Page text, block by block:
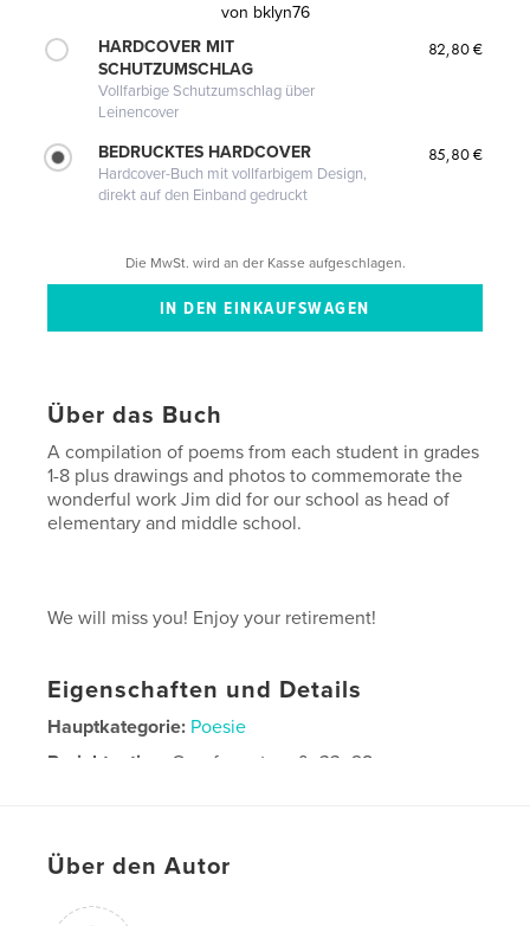
von bklyn76
HARDCOVER MIT
SCHUTZUMSCHLAG
Vollfarbige Schutzumschlag über
Leinencover
82,80 €
BEDRUCKTES HARDCOVER
Hardcover-Buch mit vollfarbigem Design,
direkt auf den Einband gedruckt
85,80 €
Die MwSt. wird an der Kasse aufgeschlagen.
Über das Buch
A compilation of poems from each student in grades
1-8 plus drawings and photos to commemorate the
wonderful work Jim did for our school as head of
elementary and middle school.
We will miss you! Enjoy your retirement!
Eigenschaften und Details
Hauptkategorie: Poesie
Projektoption: Querformat groß, 33×28 cm
Über den Autor